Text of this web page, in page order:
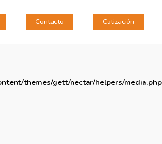
Contacto Cotización
themes/gett/nectar/helpers/media.php